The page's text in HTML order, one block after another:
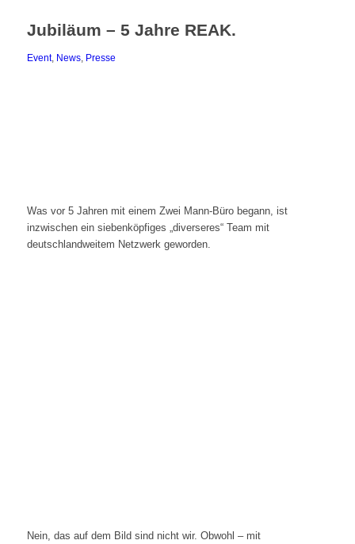
Jubiläum – 5 Jahre REAK.
Event, News, Presse
Was vor 5 Jahren mit einem Zwei Mann-Büro begann, ist
inzwischen ein siebenköpfiges „diverseres“ Team mit
deutschlandweitem Netzwerk geworden.
Nein, das auf dem Bild sind nicht wir. Obwohl – mit